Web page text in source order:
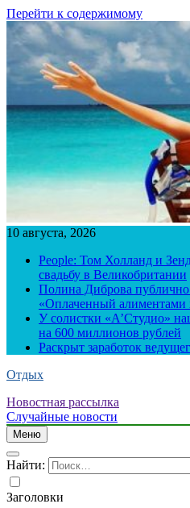
Перейти к содержимому
10 августа, 2026
People: Том Холланд и
свадьбу в Великобритании
Полина Диброва публично
«Оплаченный алиментами
У солистки «А’Студио»
на 600 миллионов рублей
Раскрыт заработок
Отдых
Новостная рассылка
Случайные новости
Меню
Найти:
Заголовки